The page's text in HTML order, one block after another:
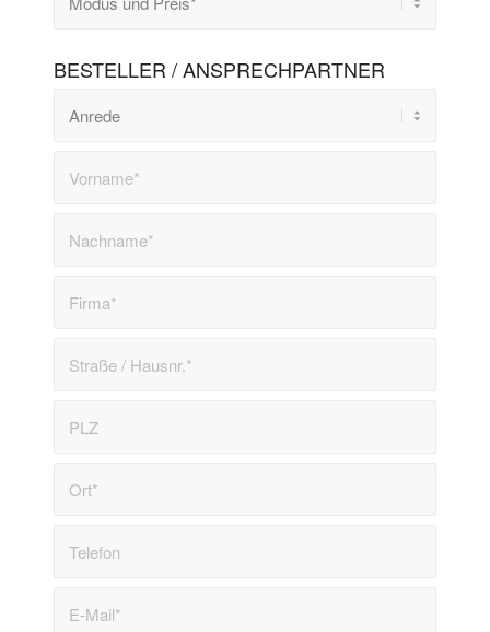
BESTELLER / ANSPRECHPARTNER